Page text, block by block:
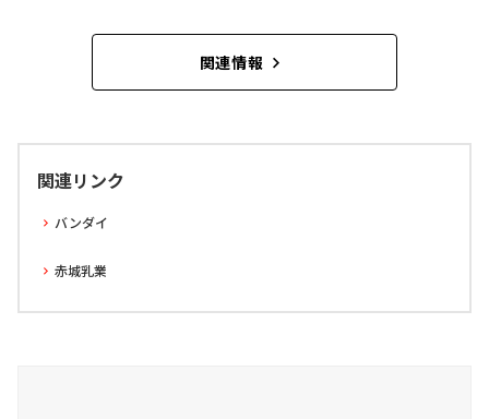
関連情報
関連リンク
バンダイ
赤城乳業